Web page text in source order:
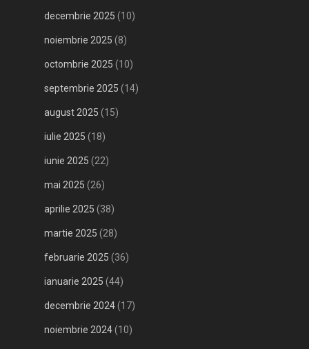
decembrie 2025 (10)
noiembrie 2025 (8)
octombrie 2025 (10)
septembrie 2025 (14)
august 2025 (15)
iulie 2025 (18)
iunie 2025 (22)
mai 2025 (26)
aprilie 2025 (38)
martie 2025 (28)
februarie 2025 (36)
ianuarie 2025 (44)
decembrie 2024(17)
noiembrie 2024(10)